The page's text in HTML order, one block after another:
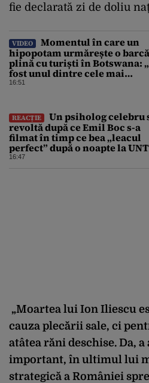
fie declarată zi de doliu
VIDEO
Momentul în care un
hipopotam urmărește o barcă
plină cu turiști în Botswana:
fost unul dintre cele mai
înfricoșătoare momente”
16:51
REACȚIE
Un psiholog celebru
revoltă după ce Emil Boc s-a
filmat în timp ce bea „leacul
perfect” după o noapte la
16:47
„Moartea lui Ion Iliescu
cauza plecării sale, ci
atâtea răni deschise. Da,
important, în ultimul lui
strategică a României